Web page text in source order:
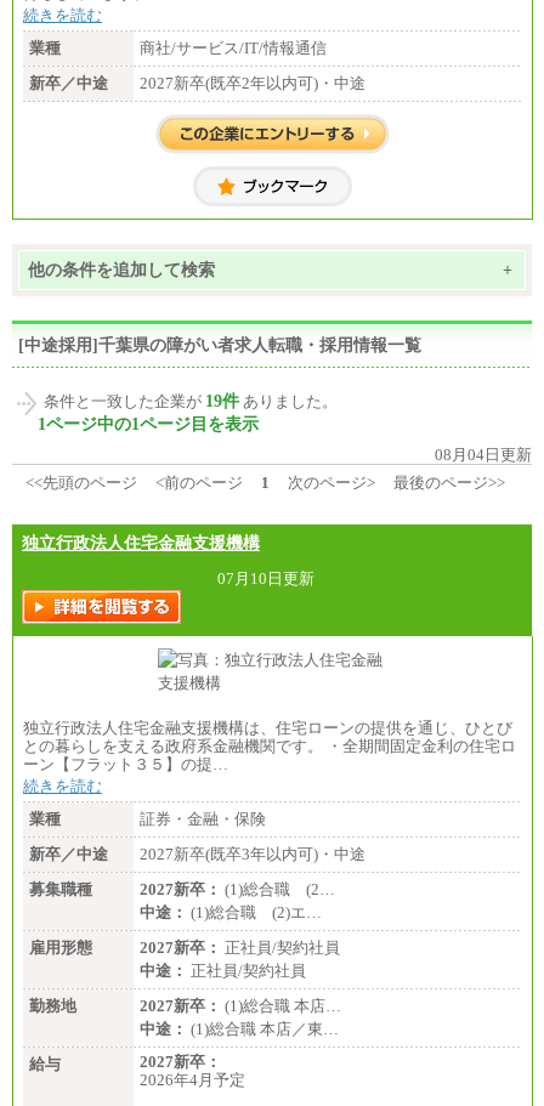
続きを読む
業種
商社/サービス/IT/情報通信
新卒／中途
2027新卒(既卒2年以内可)・中途
他の条件を追加して検索 +
[中途採用]千葉県の障がい者求人転職・採用情報一覧
条件と一致した企業が 19件 ありました。
1ページ中の1ページ目を表示
08月04日更新
<<先頭のページ
<前のページ 1 次のページ> 最後のページ>>
独立行政法人住宅金融支援機構
07月10日更新
独立行政法人住宅金融支援機構は、住宅ローンの提供を通じ、ひとび
との暮らしを支える政府系金融機関です。 ・全期間固定金利の住宅ロ
ーン【フラット３５】の提…
続きを読む
業種
証券・金融・保険
新卒／中途
2027新卒(既卒3年以内可)・中途
募集職種
2027新卒： (1)総合職 (2…
中途： (1)総合職 (2)エ…
雇用形態
2027新卒： 正社員/契約社員
中途： 正社員/契約社員
勤務地
2027新卒： (1)総合職 本店…
中途： (1)総合職 本店／東…
給与
2027新卒：
2026年4月予定